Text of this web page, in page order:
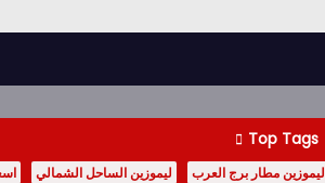
Top Tags
ليموزين مطار برج العرب ليموزين الساحل الشمالي